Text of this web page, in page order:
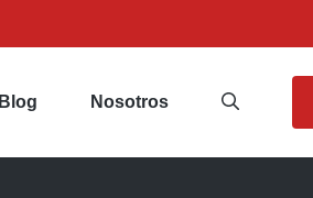
Blog Nosotros